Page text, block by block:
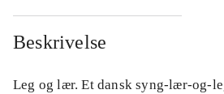
Beskrivelse
Leg og lær. Et dansk syng-lær-og-